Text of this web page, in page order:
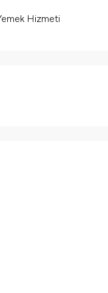
Hizmeti